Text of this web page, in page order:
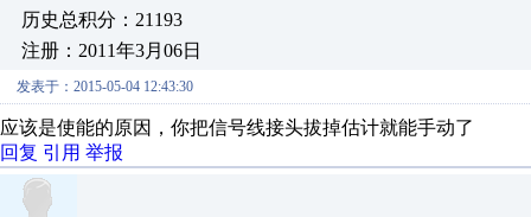
历史总积分：21193
注册：2011年3月06日
发表于：2015-05-04 12:43:30
应该是使能的原因，你把信号线接头拔掉估计就能手动了
回复 引用 举报